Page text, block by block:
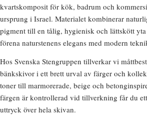
kvartskomposit för kök, badrum och
ursprung i Israel. Materialet kombinerar
pigment till en tålig, hygienisk och lättskött
förena naturstenens elegans med modern
Hos Svenska Stengruppen tillverkar vi
bänkskivor i ett brett urval av färger och
toner till marmorerade, beige och
färgen är kontrollerad vid tillverkning får du
uttryck över hela skivan.